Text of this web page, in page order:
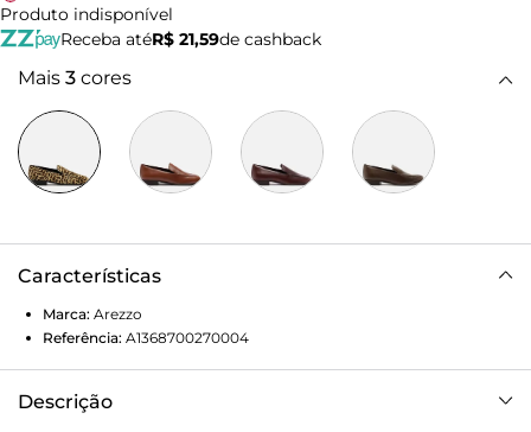
Produto indisponível
Receba atéR$ 21,59de cashback
Mais 3 cores
Características
Marca: Arezzo
Referência: A1368700270004
Descrição